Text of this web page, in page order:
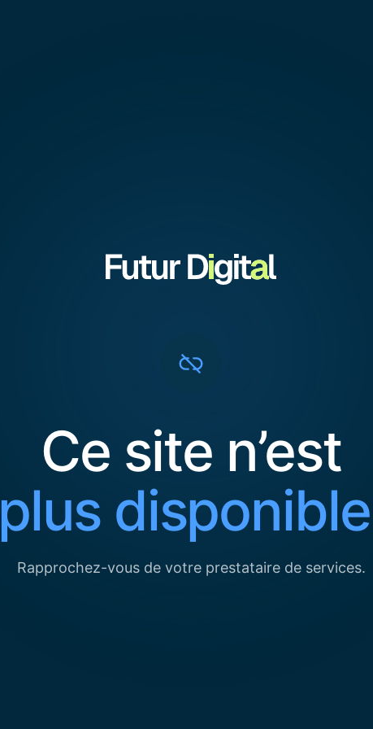
Ce site n’est
plus
Rapprochez-vous de votre prestataire de services.